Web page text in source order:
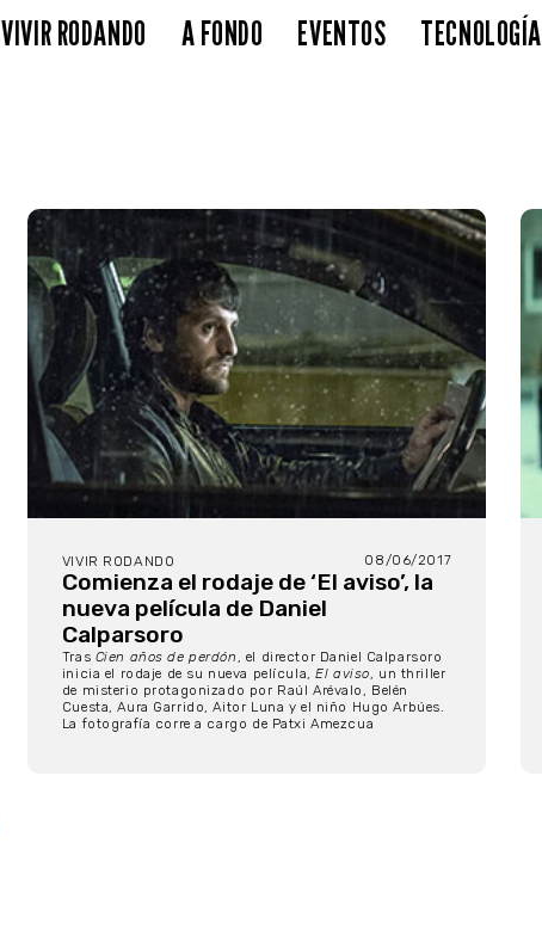
VIVIR RODANDO A FONDO EVENTOS TECNOLOGÍA
VIVIR RODANDO 08/06/2017
Comienza el rodaje de ‘El aviso’, la
nueva película de Daniel
Calparsoro
Tras Cien años de perdón, el director Daniel Calparsoro
inicia el rodaje de su nueva película, El aviso, un thriller
de misterio protagonizado por Raúl Arévalo, Belén
Cuesta, Aura Garrido, Aitor Luna y el niño Hugo Arbúes.
La fotografía corre a cargo de Patxi Amezcua